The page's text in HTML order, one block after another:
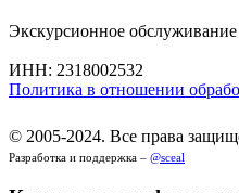
Экскурсионное
ИНН: 2318002532
Политика в отношении
© 2005-2024. Все права
Разработка и поддержка – @sceal